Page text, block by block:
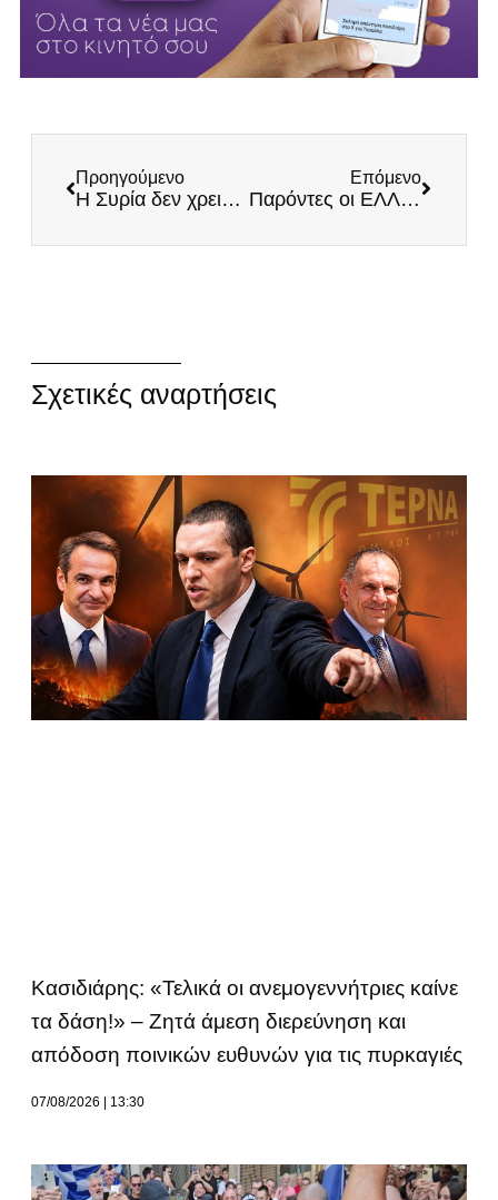
Προηγούμενο
Η Συρία δεν χρειάζεται την βοήθειά μας;
Επόμενο
Παρόντες οι ΕΛΛΗΝΕΣ στην κοπή της Βασιλόπιτας της Ένωσης Αποστράτων Αξιωματικών Θεσσαλονίκης
Σχετικές αναρτήσεις
Κασιδιάρης: «Τελικά οι ανεμογεννήτριες καίνε
τα δάση!» – Ζητά άμεση διερεύνηση και
απόδοση ποινικών ευθυνών για τις πυρκαγιές
07/08/2026 13:30